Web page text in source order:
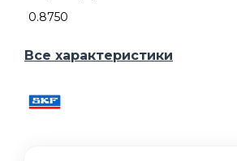
0.8750
Все характеристики